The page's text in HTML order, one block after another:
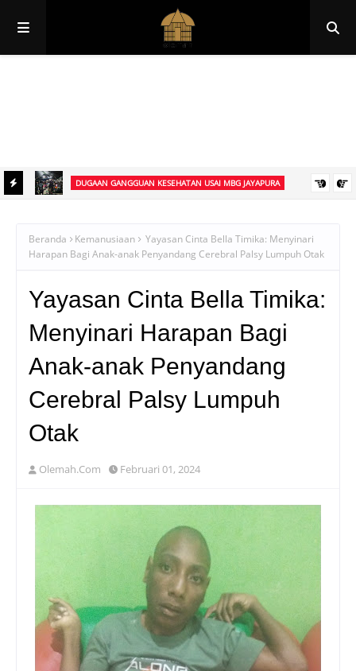
DUGAAN GANGGUAN KESEHATAN USAI MBG JAYAPURA
Beranda Kemanusiaan
Yayasan Cinta Bella Timika: Menyinari
Harapan Bagi Anak-anak Penyandang Cerebral Palsy Lumpuh Otak
Yayasan Cinta Bella Timika:
Menyinari Harapan Bagi
Anak-anak Penyandang
Cerebral Palsy Lumpuh
Otak
Olemah.Com Februari 01, 2024